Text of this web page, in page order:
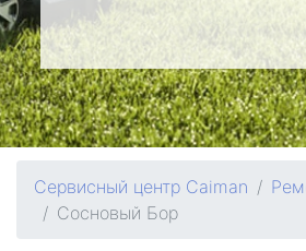
Сервисный центр Caiman
Сосновый Бор